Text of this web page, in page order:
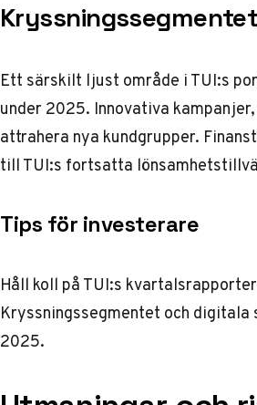
Ett särskilt ljust område i TUI:s
under 2025. Innovativa
attrahera nya kundgrupper.
till TUI:s fortsatta
Tips för investerare
Håll koll på TUI:s
Kryssningssegmentet och
2025.